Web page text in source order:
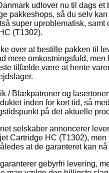
udlover nu til dags
pakkeshops, så du selv
super uproblematisk,
(T1302).
over at bestille pakken til
mere omkostningsfuld,
tilfælde være at hente
/ Blækpatroner og
inden for kort tid, så
på det aktuelle
selskaber annoncerer
Cartridge HC (T1302),
at de garanteret kan
gebyrfri levering,